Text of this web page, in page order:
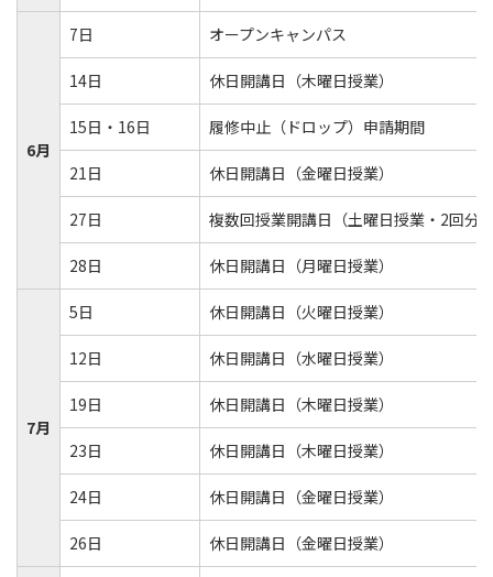
6月
7日 オープンキャンパス
14日 休日開講日（木曜日授業）
15日・16日 履修中止（ドロップ）申請期間
21日 休日開講日（金曜日授業）
27日 複数回授業開講日（土曜日授業・2回分
28日 休日開講日（月曜日授業）
7月
5日 休日開講日（火曜日授業）
12日 休日開講日（水曜日授業）
19日 休日開講日（木曜日授業）
23日 休日開講日（木曜日授業）
24日 休日開講日（金曜日授業）
26日 休日開講日（金曜日授業）